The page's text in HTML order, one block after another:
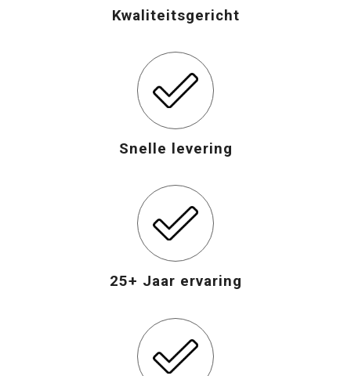
Kwaliteitsgericht
Snelle levering
25+ Jaar ervaring